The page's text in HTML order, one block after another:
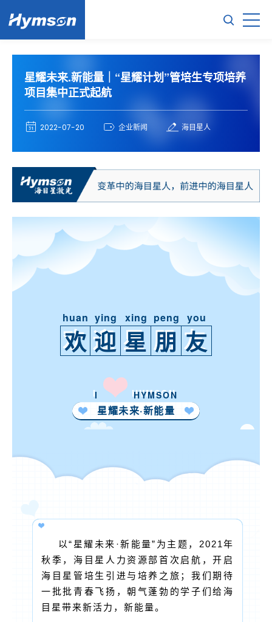
星耀未来.新能量｜“星耀计划”管培生专项培养
项目集中正式起航
2022-07-20 企业新闻 海目星人
huan
欢
ying
迎
xing
星
peng
朋
you
友
I HYMSON
星耀未来·新能量
以“星耀未来·新能量”为主题，2021年
秋季，海目星人力资源部首次启航，开启
海目星管培生引进与培养之旅；我们期待
一批批青春飞扬，朝气蓬勃的学子们给海
目星带来新活力，新能量。